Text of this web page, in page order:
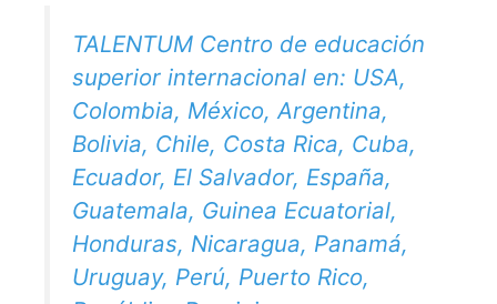
TALENTUM Centro de educación
superior internacional en: USA,
Colombia, México, Argentina,
Bolivia, Chile, Costa Rica, Cuba,
Ecuador, El Salvador, España,
Guatemala, Guinea Ecuatorial,
Honduras, Nicaragua, Panamá,
Uruguay, Perú, Puerto Rico,